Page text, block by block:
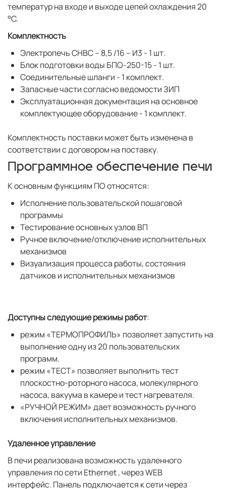
температур на входе и выходе цепей охлаждения 20
°C.
Комплектность
Электропечь СНВС – 8,5 /16 – И3 - 1 шт.
Блок подготовки воды БПО-250-15 - 1 шт.
Соединительные шланги - 1 комплект.
Запасные части согласно ведомости ЗИП
Эксплуатационная документация на основное
комплектующее оборудование - 1 комплект.
Комплектность поставки может быть изменена в
соответствии с договором на поставку.
Программное обеспечение печи
К основным функциям ПО относятся:
Исполнение пользовательской пошаговой
программы
Тестирование основных узлов ВП
Ручное включение/отключение исполнительных
механизмов
Визуализация процесса работы, состояния
датчиков и исполнительных механизмов
Доступны следующие режимы работ:
режим «ТЕРМОПРОФИЛЬ» позволяет запустить на
выполнение одну из 20 пользовательских
программ.
режим «ТЕСТ» позволяет выполнить тест
плоскостно-роторного насоса, молекулярного
насоса, вакуума в камере и тест нагревателя.
«РУЧНОЙ РЕЖИМ» дает возможность ручного
включения исполнительных механизмов.
Удаленное управление
В печи реализована возможность удаленного
управления по сети Ethernet , через WEB
интерфейс. Панель подключается к сети через